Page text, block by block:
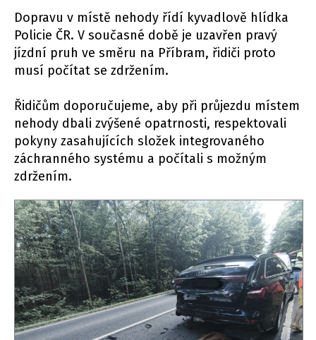
Dopravu v místě nehody řídí kyvadlově hlídka
Policie ČR. V současné době je uzavřen pravý
jízdní pruh ve směru na Příbram, řidiči proto
musí počítat se zdržením.
Řidičům doporučujeme, aby při průjezdu místem
nehody dbali zvýšené opatrnosti, respektovali
pokyny zasahujících složek integrovaného
záchranného systému a počítali s možným
zdržením.